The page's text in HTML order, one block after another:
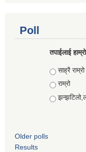
Poll
तपाईलाई
Choices
साह्रै राम्रो
राम्रो
Older polls
Results